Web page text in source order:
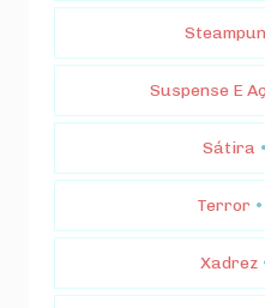
Suspense E
Sátira
Terror
Xadrez